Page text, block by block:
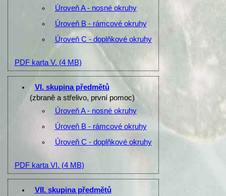
Úroveň A - nosné okruhy
Úroveň B - rámcové okruhy
Úroveň C - doplňkové okruhy
PDF karta V. (4 MB)
VI. skupina předmětů
(zbraně a střelivo, první pomoc)
Úroveň A - nosné okruhy
Úroveň B - rámcové okruhy
Úroveň C - doplňkové okruhy
PDF karta VI. (4 MB)
VII. skupina předmětů